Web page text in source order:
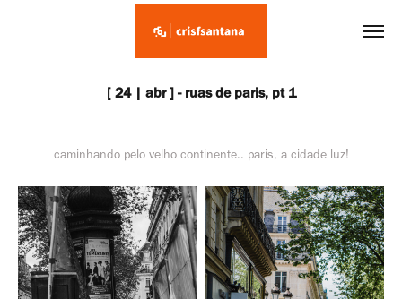
[ 24 | abr ] - ruas de paris, pt 1
caminhando pelo velho continente.. paris, a cidade luz!